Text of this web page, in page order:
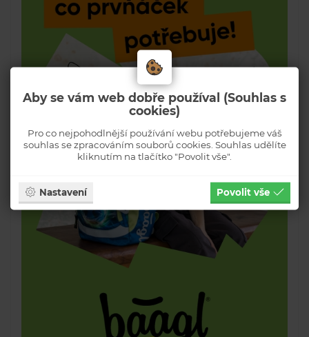
Aby se vám web dobře používal (Souhlas s
cookies)
Pro co nejpohodlnější používání webu potřebujeme váš
souhlas se zpracováním souborů cookies. Souhlas udělíte
kliknutím na tlačítko "Povolit vše".
Nastavení Povolit vše